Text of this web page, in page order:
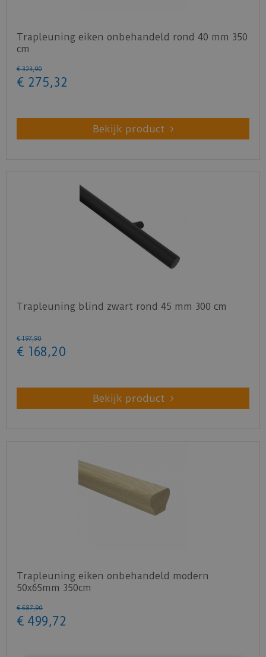
Trapleuning eiken onbehandeld rond 40 mm 350
cm
€ 323,90
€ 275,32
Bekijk product
Trapleuning blind zwart rond 45 mm 300 cm
€ 197,90
€ 168,20
Bekijk product
Trapleuning eiken onbehandeld modern
50x65mm 350cm
€ 587,90
€ 499,72